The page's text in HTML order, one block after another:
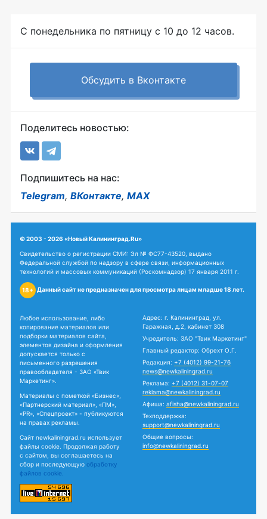
С понедельника по пятницу с 10 до 12 часов.
Обсудить в Вконтакте
Поделитесь новостью:
Подпишитесь на нас:
Telegram, ВКонтакте, MAX
© 2003 - 2026 «Новый Калининград.Ru»
Свидетельство о регистрации СМИ: Эл № ФС77-43520, выдано
Федеральной службой по надзору в сфере связи, информационных
технологий и массовых коммуникаций (Роскомнадзор) 17 января 2011 г.
18+ Данный сайт не предназначен для просмотра лицам младше 18 лет.
Любое использование, либо
копирование материалов или
подборки материалов сайта,
элементов дизайна и оформления
допускается только с
письменного разрешения
правообладателя - ЗАО «Твик
Маркетинг».
Материалы с пометкой «Бизнес»,
«Партнерский материал», «ПМ»,
«PR», «Спецпроект» - публикуются
на правах рекламы.
Сайт newkaliningrad.ru использует
файлы cookie. Продолжая работу
с сайтом, вы соглашаетесь на
сбор и последующую обработку
файлов cookie.
Адрес: г. Калининград, ул.
Гаражная, д.2, кабинет 308
Учредитель: ЗАО "Твик Маркетинг"
Главный редактор: Обрехт О.Г.
Редакция: +7 (4012) 99-21-76
news@newkaliningrad.ru
Реклама: +7 (4012) 31-07-07
reklama@newkaliningrad.ru
Афиша: afisha@newkaliningrad.ru
Техподдержка:
support@newkaliningrad.ru
Общие вопросы:
info@newkaliningrad.ru